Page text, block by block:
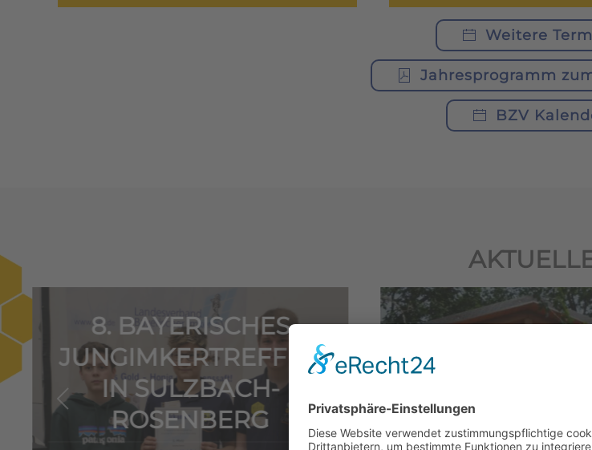
Weitere
Jahresprogramm
BZV
8. BAYERISCHES
JUNGIMKERTREFFEN
IN SULZBACH-
ROSENBERG